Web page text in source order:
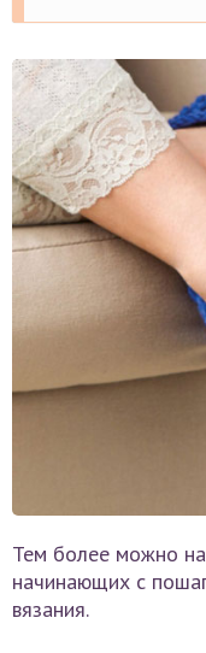
Тем более можно
начинающих с
вязания.